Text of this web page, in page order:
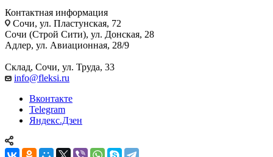
Контактная информация
Сочи, ул. Пластунская, 72
Сочи (Строй Сити), ул. Донская, 28
Адлер, ул. Авиационная, 28/9
Склад, Сочи, ул. Труда, 33
info@fleksi.ru
Вконтакте
Telegram
Яндекс.Дзен